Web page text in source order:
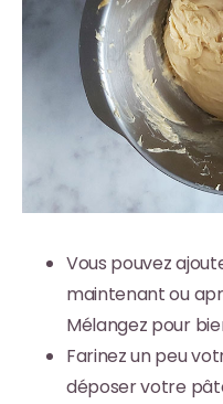
Vous pouvez
maintenant ou
Mélangez pour
Farinez un peu
déposer votre